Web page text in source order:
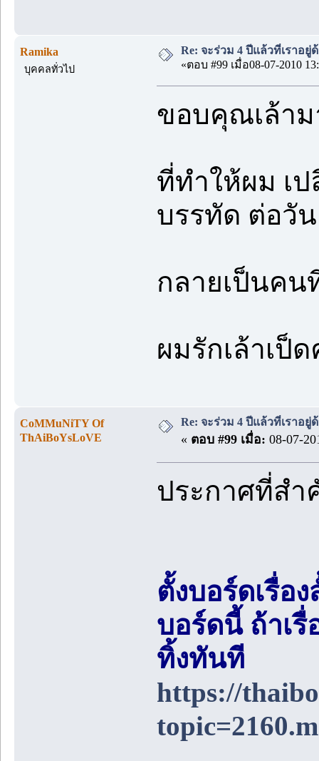
Ramika
บุคคลทั่วไป
Re: จะร่วม 4 ปีแล้วที่เราอยู่
«ตอบ #99 เมื่อ08-07-2010
ขอบคุณเล้า
ที่ทำให้ผม เ
บรรทัด ต่อวัน
กลายเป็นคน
ผมรักเล้าเป็
CoMMuNiTY Of
ThAiBoYsLoVE
Re: จะร่วม 4 ปีแล้วที่เราอยู่
« ตอบ #99 เมื่อ: 08-07-
ประกาศที่ส
ตั้งบอร์ดเรื่อ
บอร์ดนี้ ถ้าเ
ทิ้งทันที
https://